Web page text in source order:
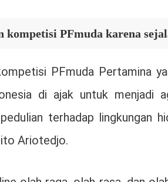
kompetisi PFmuda karena
PFmuda Pertamina
di ajak untuk menjadi
terhadap lingkungan
Ariotedjo.